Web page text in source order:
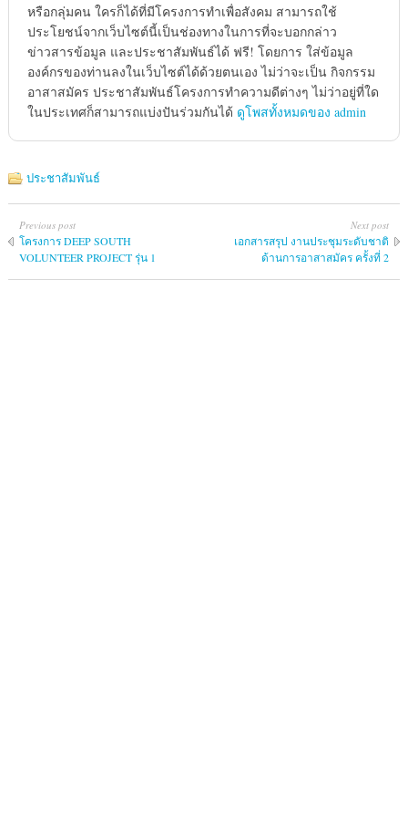
หรือกลุ่มคน ใครก็ได้ที่มีโครงการทำเพื่อสังคม สามารถใช้
ประโยชน์จากเว็บไซต์นี้เป็นช่องทางในการที่จะบอกกล่าว
ข่าวสารข้อมูล และประชาสัมพันธ์ได้ ฟรี! โดยการ ใส่ข้อมูล
องค์กรของท่านลงในเว็บไซต์ได้ด้วยตนเอง ไม่ว่าจะเป็น กิจกรรม
อาสาสมัคร ประชาสัมพันธ์โครงการทำความดีต่างๆ ไม่ว่าอยู่ที่ใด
ในประเทศก็สามารถแบ่งปันร่วมกันได้ ดูโพสทั้งหมดของ admin
ประชาสัมพันธ์
Previous post
โครงการ DEEP SOUTH
VOLUNTEER PROJECT รุ่น 1
Next post
เอกสารสรุป งานประชุมระดับชาติ
ด้านการอาสาสมัคร ครั้งที่ 2